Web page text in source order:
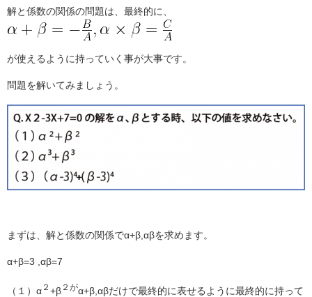
解と係数の関係の問題は、最終的に、
が使えるように持っていく事が大事です。
問題を解いてみましょう。
まずは、解と係数の関係でα+β, αβを求めます。
α+β=3 ,αβ=7
（１） α ２ +β ２がα+β, αβだけで最終的に表せるように最終的に持って